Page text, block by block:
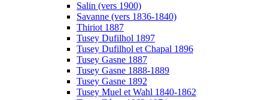
Salin (vers 1900)
Savanne (vers 1836-1840)
Thiriot 1887
Tusey Dufilhol 1897
Tusey Dufilhol et Chapal 1896
Tusey Gasne 1887
Tusey Gasne 1888-1889
Tusey Gasne 1892
Tusey Muel et Wahl 1840-1862